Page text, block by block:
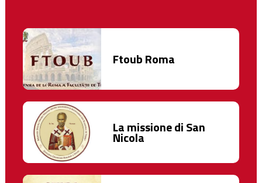
Ftoub Roma
La missione di San
Nicola